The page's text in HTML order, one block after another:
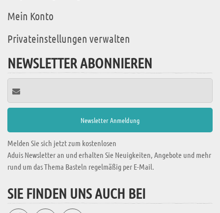
Mein Konto
Privateinstellungen verwalten
NEWSLETTER ABONNIEREN
Melden Sie sich jetzt zum kostenlosen
Aduis Newsletter an und erhalten Sie Neuigkeiten, Angebote und mehr
rund um das Thema Basteln regelmäßig per E-Mail.
SIE FINDEN UNS AUCH BEI